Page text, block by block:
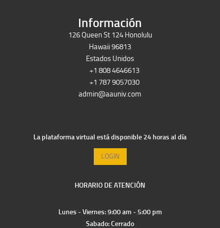
Información
126 Queen St 124 Honolulu
Hawaii 96813
Estados Unidos
+1 808 4646613
+1 787 9057030
admin@aauniv.com
La plataforma virtual está disponible 24 horas al día
LOGIN
HORARIO DE ATENCIÓN
Lunes - Viernes: 9:00 am - 5:00 pm
Sabado: Cerrado